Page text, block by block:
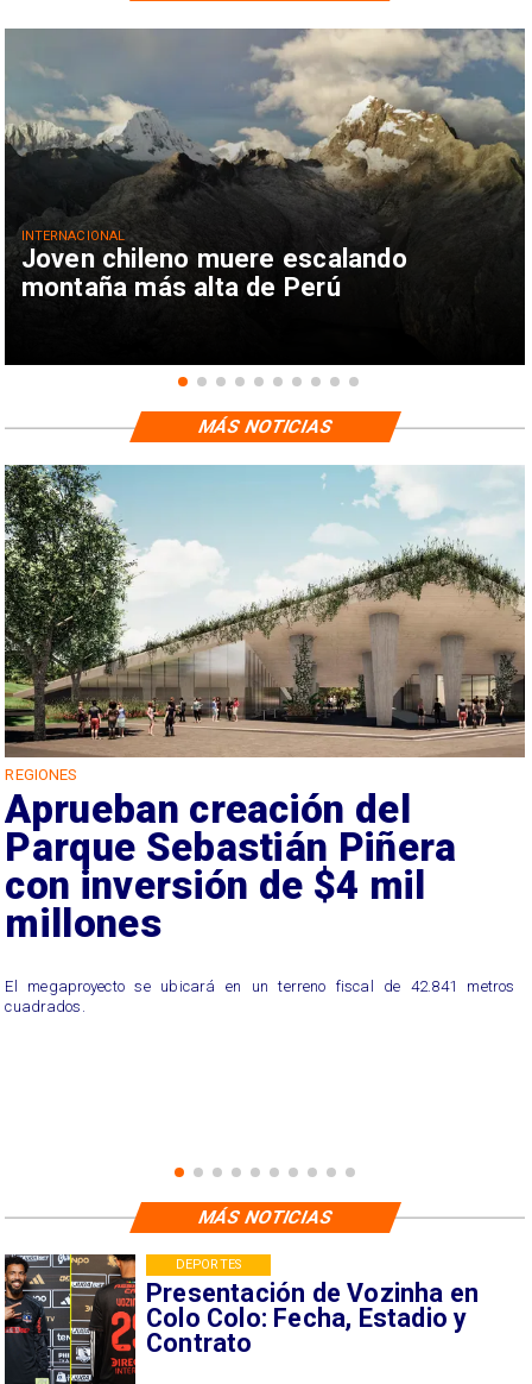
Joven chileno muere escalando
montaña más alta de Perú
INTERNACIONAL
REGIONES
Aprueban creación del
Parque Sebastián Piñera
con inversión de $4 mil
millones
El megaproyecto se ubicará en un terreno fiscal de 42.841 metros
cuadrados.
MÁS NOTICIAS
Presentación de Vozinha en
Colo Colo: Fecha, Estadio y
Contrato
DEPORTES
MÁS NOTICIAS